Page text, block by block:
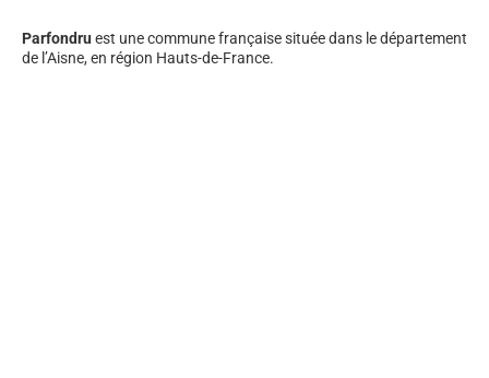
Parfondru est une commune française située dans le département
de l’Aisne, en région Hauts-de-France.